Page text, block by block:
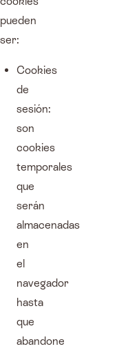
pueden
ser:
Cookies
de
sesión:
son
cookies
temporales
que
serán
almacenadas
en
el
navegador
hasta
que
abandone